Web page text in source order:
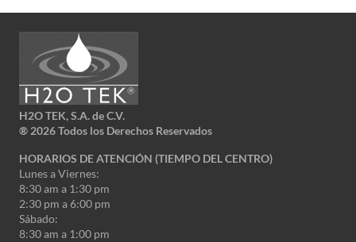
H2O TEK, S.A. de C.V.
® 2026 Todos los Derechos Reservados
HORARIOS DE ATENCIÓN (TIEMPO DEL CENTRO)
Lunes a Viernes:
8:30 am a 1:30 pm
2:30 pm a 6:00 pm
Sábado:
8:30 am a 1:00 pm